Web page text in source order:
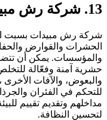
مبيدات بسبت العلايا
رش مبيدات بسبت
والقوارض
يمكن أن
آمنة وفعّالة للتخلص
والآفات الأخرى
في الفئران
وتقديم تقييم
النظافة.